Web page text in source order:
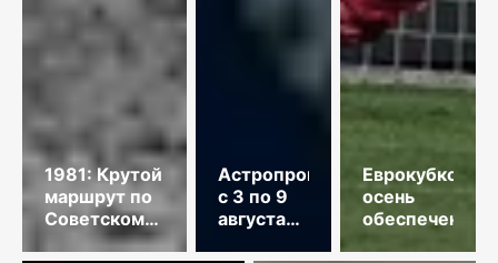
1981: Крутой
маршрут по
Советскому
Союзу
Астропрогноз
с 3 по 9
августа
Еврокубковая
осень
обеспечена